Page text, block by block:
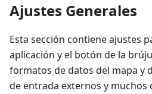
Ajustes Generales
Esta sección contiene ajustes
aplicación y el botón de la
formatos de datos del mapa y
de entrada externos y muchos